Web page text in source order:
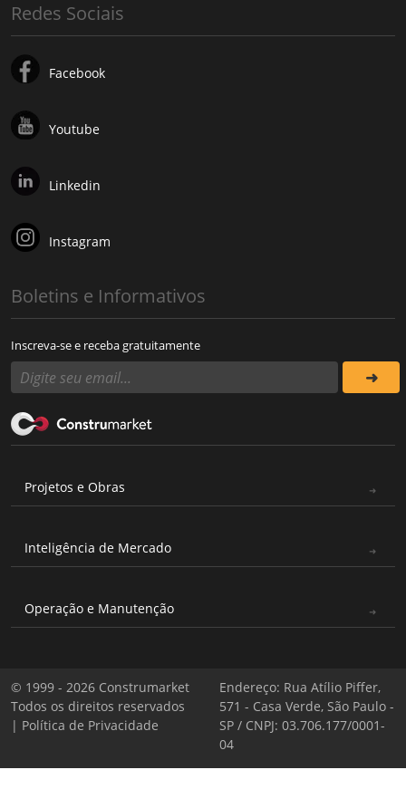
Redes Sociais
Facebook
Youtube
Linkedin
Instagram
Boletins e Informativos
Inscreva-se e receba gratuitamente
Projetos e Obras
Inteligência de Mercado
Operação e Manutenção
© 1999 - 2026 Construmarket
Todos os direitos reservados
| Política de Privacidade
Endereço: Rua Atílio Piffer,
571 - Casa Verde, São Paulo -
SP / CNPJ: 03.706.177/0001-
04